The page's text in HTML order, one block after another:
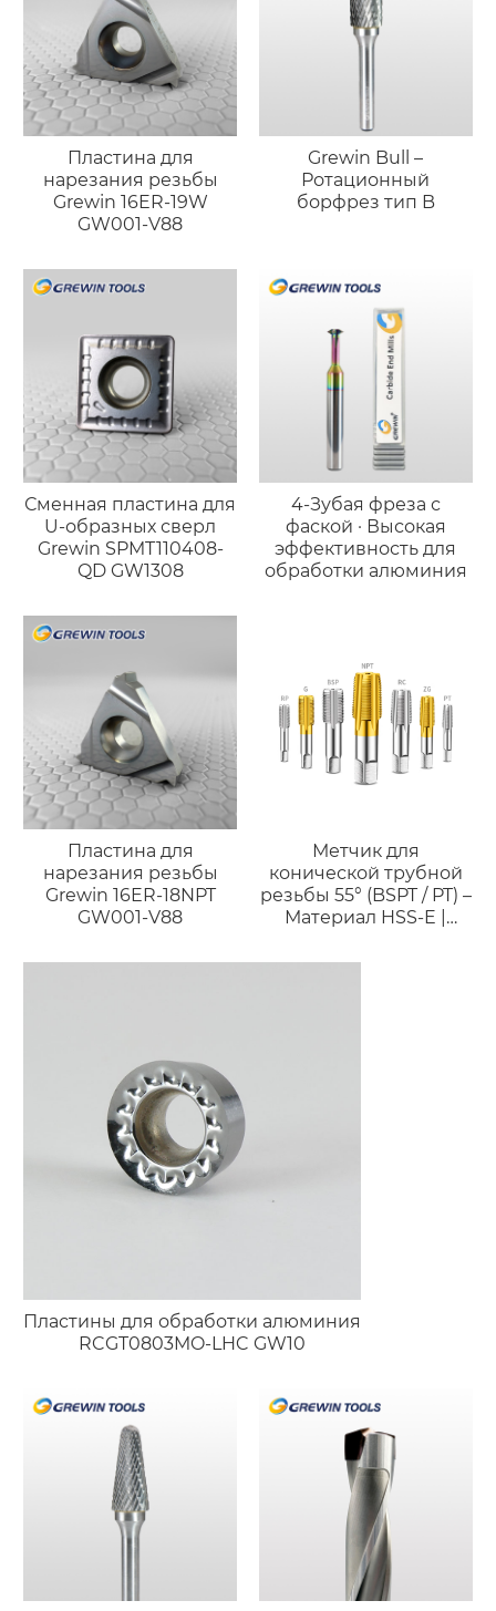
Пластина для
нарезания резьбы
Grewin 16ER-19W
GW001-V88
Grewin Bull –
Ротационный
борфрез тип B
Сменная пластина для
U-образных сверл
Grewin SPMT110408-
QD GW1308
4-Зубая фреза с
фаской · Высокая
эффективность для
обработки алюминия
Пластина для
нарезания резьбы
Grewin 16ER-18NPT
GW001-V88
Метчик для
конической трубной
резьбы 55° (BSPT / PT) –
Материал HSS-E |
нарезание резьбы для
Пластины для обработки алюминия
RCGT0803MO-LHC GW10